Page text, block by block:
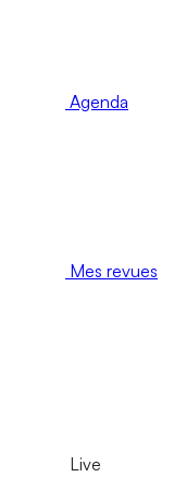
Agenda
Mes revues
Live